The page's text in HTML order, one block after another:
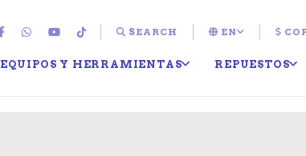
SEARCH EN
EQUIPOS Y HERRAMIENTAS REPUESTOS